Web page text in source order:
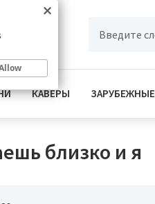
КАВЕРЫ ЗАРУБЕЖНЫЕ
близко и я